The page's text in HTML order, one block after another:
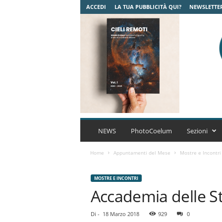
ACCEDI LA TUA PUBBLICITÀ QUI?
C
s
t
r
NEWS PhotoCoelum Sezioni
Home Appuntamenti del Mese Mostre e Incontri
MOSTRE E INCONTRI
Accademia delle
Di - 18 Marzo 2018 929 0